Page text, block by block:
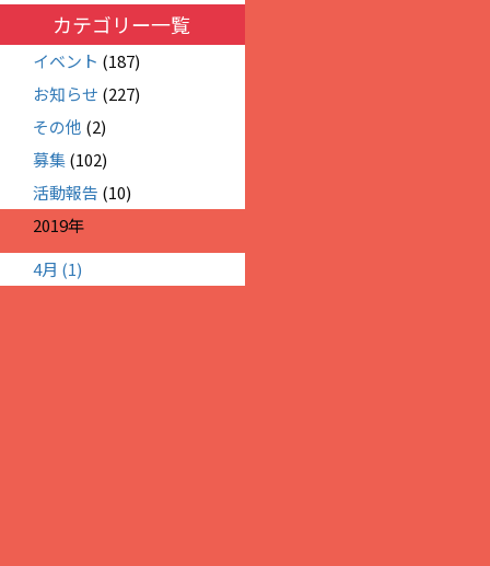
カテゴリー一覧
イベント (187)
お知らせ (227)
その他 (2)
募集(102)
活動報告 (10)
2019年
4月 (1)